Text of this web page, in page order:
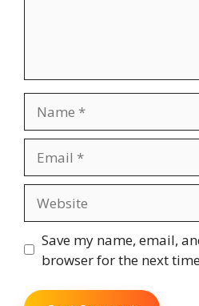
Save my name, email,
browser for the next